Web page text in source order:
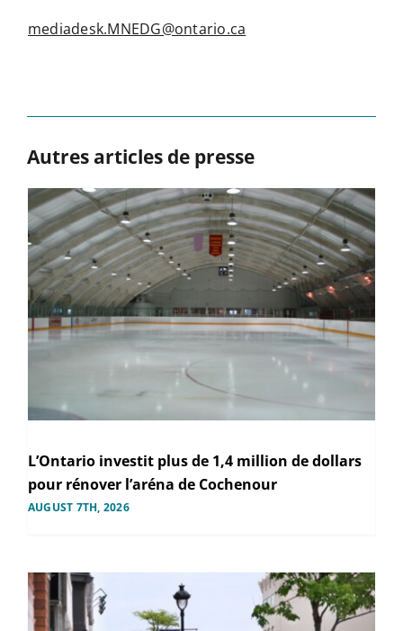
mediadesk.MNEDG@ontario.ca
Autres articles de presse
L’Ontario investit plus de 1,4 million de dollars
pour rénover l’aréna de Cochenour
AUGUST 7TH, 2026